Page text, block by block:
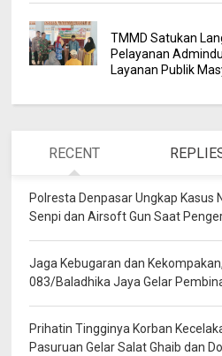
TMMD Satukan
Pelayanan
Layanan Publik
RECENT
Polresta Denpasar Ungkap Kasus
Senpi dan Airsoft Gun Saat
Jaga Kebugaran dan
083/Baladhika Jaya Gelar
Prihatin Tingginya Korban
Pasuruan Gelar Salat Ghaib dan